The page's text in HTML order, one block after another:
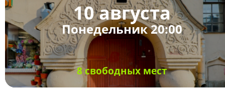
10 августа
Понедельник 20:00
8 свободных мест